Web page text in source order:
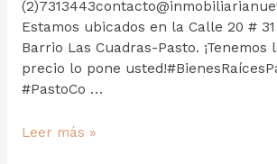
Estamos ubicados en la Calle 20 #
Barrio Las Cuadras-Pasto. ¡Tenemos
precio lo pone
#PastoCo …
Leer más »